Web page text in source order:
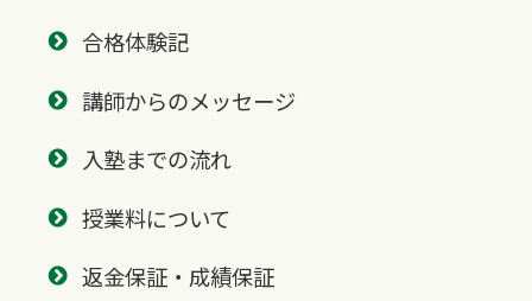
合格体験記
講師からのメッセージ
入塾までの流れ
授業料について
返金保証・成績保証